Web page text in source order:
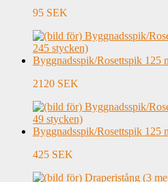
95 SEK
Byggnadsspik/Rosettspik 125
2120 SEK
Byggnadsspik/Rosettspik 125
425 SEK